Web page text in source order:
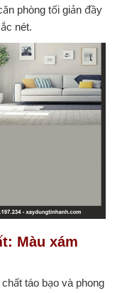
phòng tối giản đầy
nét.
: Màu xám
táo bạo và phong